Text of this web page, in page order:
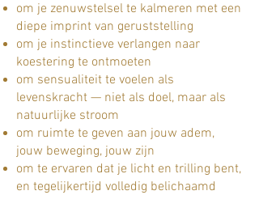
om je zenuwstelsel te kalmeren met een
diepe imprint van geruststelling
om je instinctieve verlangen naar
koestering te ontmoeten
om sensualiteit te voelen als
levenskracht — niet als doel, maar als
natuurlijke stroom
om ruimte te geven aan jouw adem,
jouw beweging, jouw zijn
om te ervaren dat je licht en trilling bent,
en tegelijkertijd volledig belichaamd